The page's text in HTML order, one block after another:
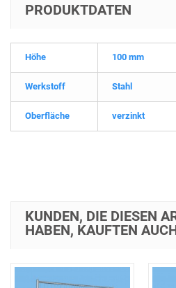
PRODUKTDATEN
Höhe 100 mm
Werkstoff Stahl
Oberfläche verzinkt
KUNDEN, DIE DIESEN
HABEN, KAUFTEN